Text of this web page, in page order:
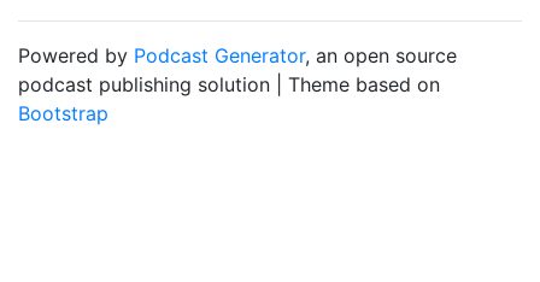
Powered by Podcast Generator, an open source
podcast publishing solution | Theme based on
Bootstrap